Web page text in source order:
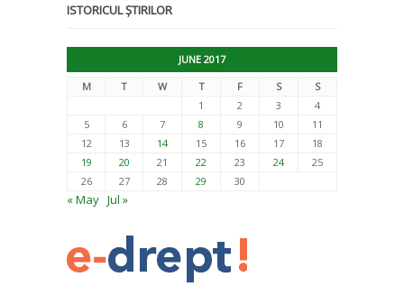
ISTORICUL ȘTIRILOR
JUNE 2017
M
T W T F S
S
1
2 3
4
5
6 7 8 9 10
11
12
13 14 15 16 17
18
19
20 21 22 23 24
25
26
27 28 29 30
« May Jul »